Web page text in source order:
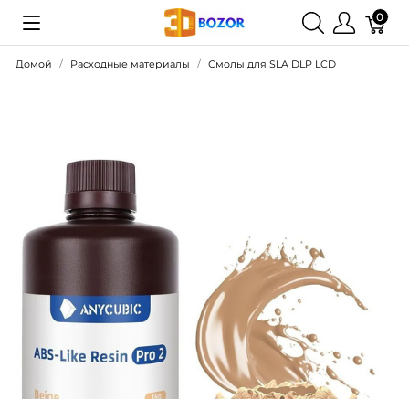
0
Домой Расходные материалы Смолы для SLA DLP LCD